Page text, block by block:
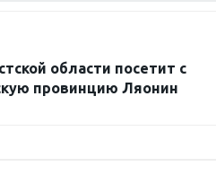
области посетит с
провинцию Ляонин